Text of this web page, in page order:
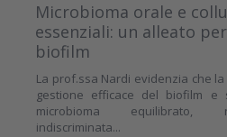
Microbioma orale e
essenziali: un alleato
biofilm
La prof.ssa Nardi evidenzia che
gestione efficace del biofilm e
microbioma equilibrato,
indiscriminata...